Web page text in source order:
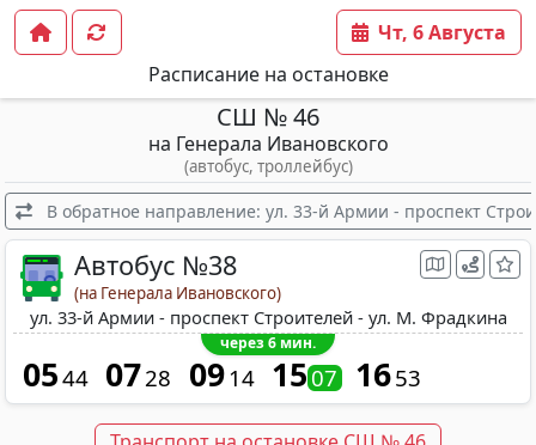
Расписание на остановке
Чт, 6 Августа
СШ № 46
на Генерала Ивановского
(автобус, троллейбус)
В обратное направление: ул. 33-й Армии - проспект
Автобус №38
(на Генерала Ивановского)
ул. 33-й Армии - проспект Строителей - ул. М. Фрадкина
через 6 мин.
0544 0728 09 14 1507 1653